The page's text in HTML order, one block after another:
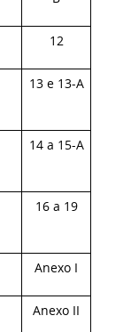
12
13e 13-A
14a 15-A
16a 19
Anexo I
Anexo II